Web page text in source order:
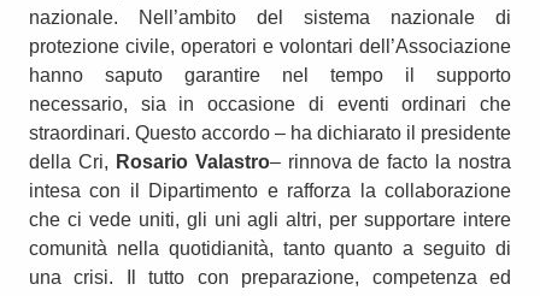
nazionale. Nell’ambito del sistema nazionale di
protezione civile, operatori e volontari dell’Associazione
hanno saputo garantire nel tempo il supporto
necessario, sia in occasione di eventi ordinari che
straordinari. Questo accordo – ha dichiarato il presidente
della Cri, Rosario Valastro– rinnova de facto la nostra
intesa con il Dipartimento e rafforza la collaborazione
che ci vede uniti, gli uni agli altri, per supportare intere
comunità nella quotidianità, tanto quanto a seguito di
una crisi. Il tutto con preparazione, competenza ed